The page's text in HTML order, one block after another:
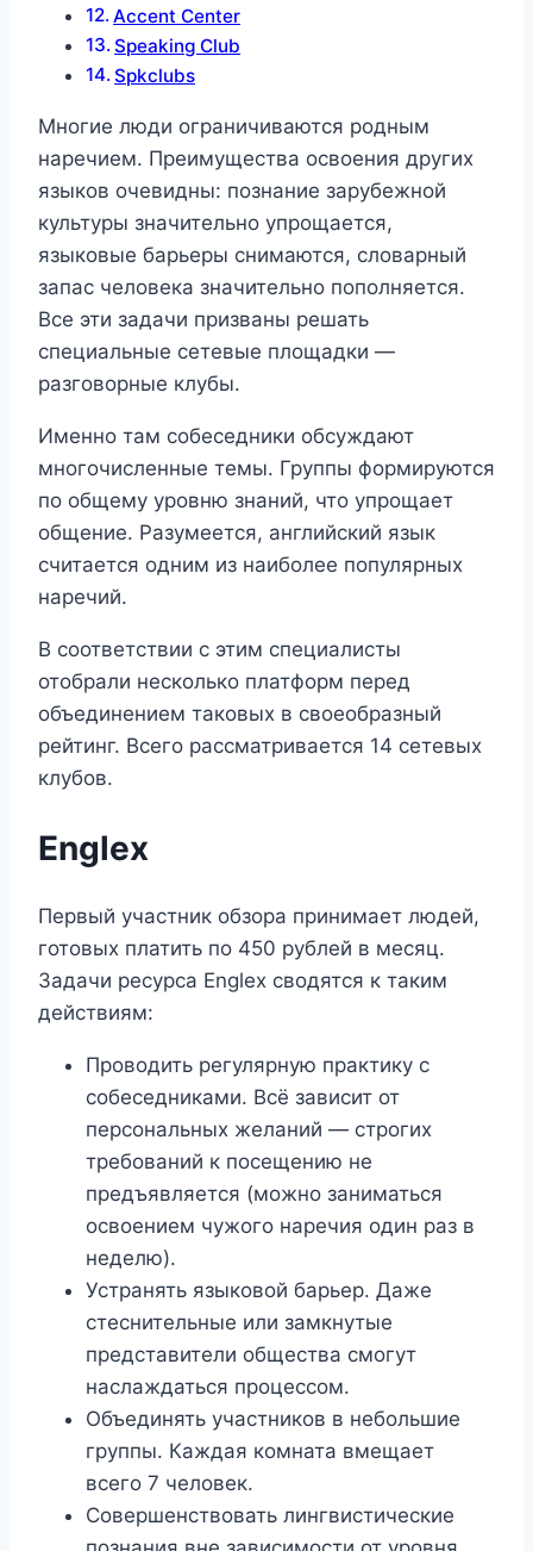
Accent Center
Speaking Club
Spkclubs
Многие люди ограничиваются родным
наречием. Преимущества освоения других
языков очевидны: познание зарубежной
культуры значительно упрощается,
языковые барьеры снимаются, словарный
запас человека значительно пополняется.
Все эти задачи призваны решать
специальные сетевые площадки —
разговорные клубы.
Именно там собеседники обсуждают
многочисленные темы. Группы формируются
по общему уровню знаний, что упрощает
общение. Разумеется, английский язык
считается одним из наиболее популярных
наречий.
В соответствии с этим специалисты
отобрали несколько платформ перед
объединением таковых в своеобразный
рейтинг. Всего рассматривается 14 сетевых
клубов.
Englex
Первый участник обзора принимает людей,
готовых платить по 450 рублей в месяц.
Задачи ресурса Englex сводятся к таким
действиям:
Проводить регулярную практику с
собеседниками. Всё зависит от
персональных желаний — строгих
требований к посещению не
предъявляется (можно заниматься
освоением чужого наречия один раз в
неделю).
Устранять языковой барьер. Даже
стеснительные или замкнутые
представители общества смогут
наслаждаться процессом.
Объединять участников в небольшие
группы. Каждая комната вмещает
всего 7 человек.
Совершенствовать лингвистические